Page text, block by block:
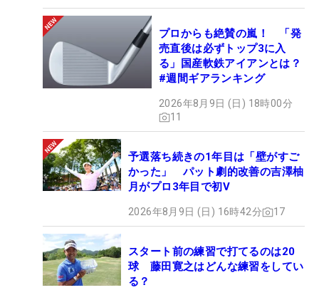
プロからも絶賛の嵐！ 「発
売直後は必ずトップ3に入
る」国産軟鉄アイアンとは？
#週間ギアランキング
2026年8月9日 (日) 18時00分
11
予選落ち続きの1年目は「壁がすご
かった」 パット劇的改善の吉澤柚
月がプロ3年目で初V
2026年8月9日 (日) 16時42分 17
スタート前の練習で打てるのは20
球 藤田寛之はどんな練習をしてい
る？